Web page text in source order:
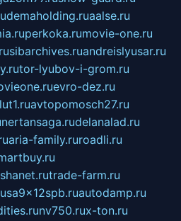
demaholding.ruaalse.ru
perkoka.rumovie-one.ru
sibarchives.ruandreislyusar.ru
tor-lyubov-i-grom.ru
evro-dez.ru
avtopomosch27.ru
nertansaga.rudelanalad.ru
aria-family.ruroadli.ru
trade-farm.ru
autodamp.ru
nv750.rux-ton.ru